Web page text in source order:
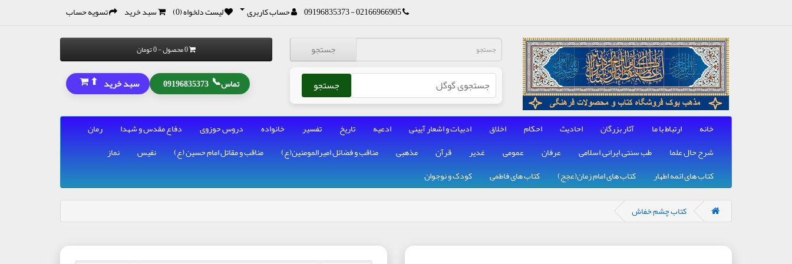
02166966905 - 09196835373 حساب کاربری لیست دلخواه (0) سبد خرید تسویه حساب
جستجو
جستجو
0 محصول - 0 تومان
تماس📞
09196835373 سبد خرید ⬆
خانه ارتباط با ما آثار بزرگان احادیث احکام اخلاق ادبیات و اشعار آیینی ادعیه تاریخ تفسیر خانواده دروس حوزوی دفاع مقدس و شهدا
رمان
شرح حال علما
طب سنتی, ایرانی, اسلامی عرفان عمومی غدیر قرآن مذهبی مناقب و فضائل امیرالمومنین(ع) مناقب و مقاتل امام حسین (ع) نفیس
نماز
کتاب های ائمه اطهار
کتاب های امام زمان(عجج) کتاب های فاطمی کودک و نوجوان
کتاب چشم خفاش